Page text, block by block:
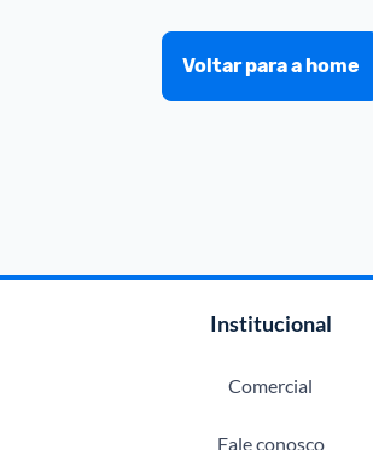
Voltar para a home
Institucional
Comercial
Fale conosco